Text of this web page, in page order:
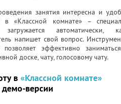
занятия интересна и
в «Классной комнате» –
загружается автоматически,
напишет свой вопрос.
позволяет эффективно
доске, чату, голосовому чату.
в «Классной комнате»
версии